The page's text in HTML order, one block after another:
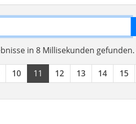
in 8 Millisekunden gefunden.
10 11 12 13 14 15